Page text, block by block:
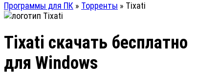
Программы для ПК » Торренты » Tixati
Tixati скачать бесплатно
для Windows